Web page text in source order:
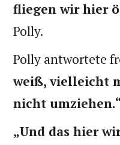
fliegen wir hier
Polly.
Polly antwortete
weiß, vielleicht
nicht umziehen.“
„Und das hier